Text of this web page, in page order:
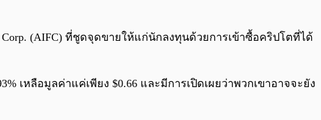
(AIFC) ที่ชูดจุดขายให้แก่นักลงทุนด้วยการเข้าซื้อคริปโตที่ได้
เหลือมูลค่าแค่เพียง $0.66 และมีการเปิดเผยว่าพวกเขาอาจจะยัง